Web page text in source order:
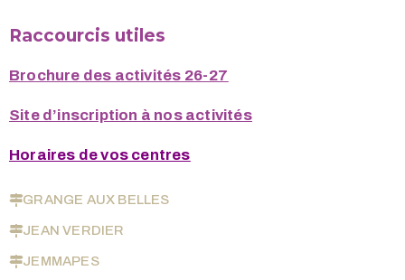
Raccourcis utiles
Brochure des activités 26-27
Site d’inscription à nos activités
Horaires de vos centres
GRANGE AUX BELLES
JEAN VERDIER
JEMMAPES